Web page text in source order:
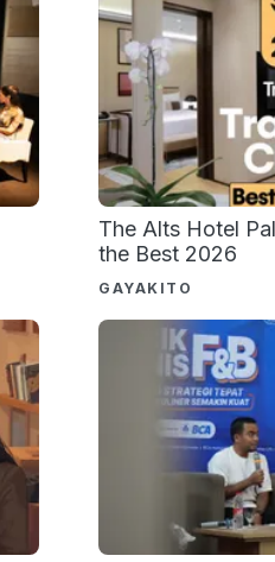
The Alts Hotel
the Best 2026
GAYAKITO